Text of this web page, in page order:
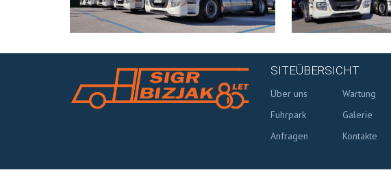
SITEÜBERSICHT
Über uns
Wartung
Fuhrpark
Galerie
Anfragen
Kontakte